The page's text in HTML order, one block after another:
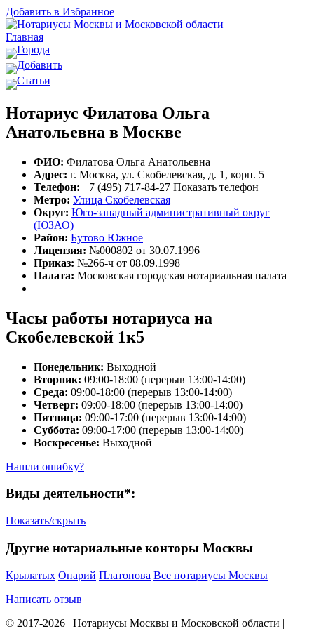
Добавить в Избранное
Главная
Города
Добавить
Статьи
Нотариус Филатова Ольга
Анатольевна в Москве
ФИО: Филатова Ольга Анатольевна
Адрес: г. Москва, ул. Скобелевская, д. 1, корп. 5
Телефон: +7 (495) 717-84-27 Показать телефон
Метро: Улица Скобелевская
Округ: Юго-западный административный округ
(ЮЗАО)
Район: Бутово Южное
Лицензия: №000802 от 30.07.1996
Приказ: №266-ч от 08.09.1998
Палата: Московская городская нотариальная палата
Часы работы нотариуса на
Скобелевской 1к5
Понедельник: Выходной
Вторник: 09:00-18:00 (перерыв 13:00-14:00)
Среда: 09:00-18:00 (перерыв 13:00-14:00)
Четверг: 09:00-18:00 (перерыв 13:00-14:00)
Пятница: 09:00-17:00 (перерыв 13:00-14:00)
Суббота: 09:00-17:00 (перерыв 13:00-14:00)
Воскресенье: Выходной
Нашли ошибку?
Виды деятельности*:
Показать/скрыть
Другие нотариальные конторы Москвы
Крылатых Опарий Платонова Все нотариусы Москвы
Написать отзыв
© 2017-2026 | Нотариусы Москвы и Московской области |